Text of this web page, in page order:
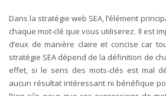
Dans la stratégie web SEA, l’élément
chaque mot-clé que vous utiliserez. Il est
d’eux de manière claire et concise car
stratégie SEA dépend de la définition de
effet, si le sens des mots-clés est mal
aucun résultat intéressant ni bénéfique